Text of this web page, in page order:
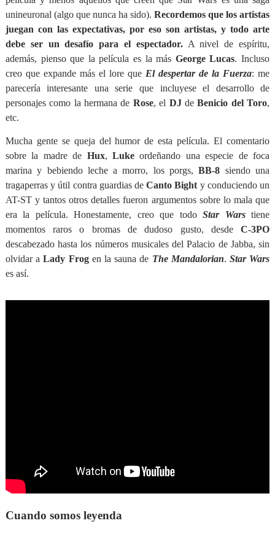
unineuronal (algo que nunca ha sido).Recordemos que los artistas
juegan con las expectativas, por eso son artistas, y todo arte
debe ser un desafío para el espectador.A nivel de espíritu,
además, pienso que la película es la más George Lucas. Incluso
creo que expande más el lore que El despertar de la Fuerza: me
parecería interesante una serie que incluyese el desarrollo de
personajes como la hermana de Rose, el DJ deBenicio del Toro,
etc.
Mucha gente se queja del humor de esta película. El comentario
sobre la madre de Hux,Luke ordeñando una especie de foca
marina y bebiendo leche a morro, los porgs,BB-8 siendo una
tragaperras y útil contra guardias deCanto Bight y conduciendo un
AT-ST y tantos otros detalles fueron argumentos sobre lo mala que
era la película. Honestamente, creo que todoStar Warstiene
momentos raros o bromas de dudoso gusto, desdeC-3PO
descabezado hasta los números musicales del Palacio de Jabba, sin
olvidar aLady Frogen la sauna de The Mandalorian. Star Wars
es así.
Cuando somos leyenda